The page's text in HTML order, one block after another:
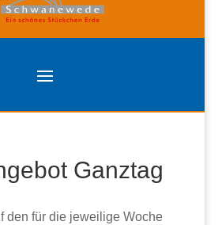
Ganztag
den für die jeweilige Woche